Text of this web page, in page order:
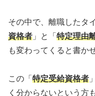
その中で、離職したタ
資格者 」と「 特定理由
も変わってくると書か
この「 特定受給資格者
く分からないという方